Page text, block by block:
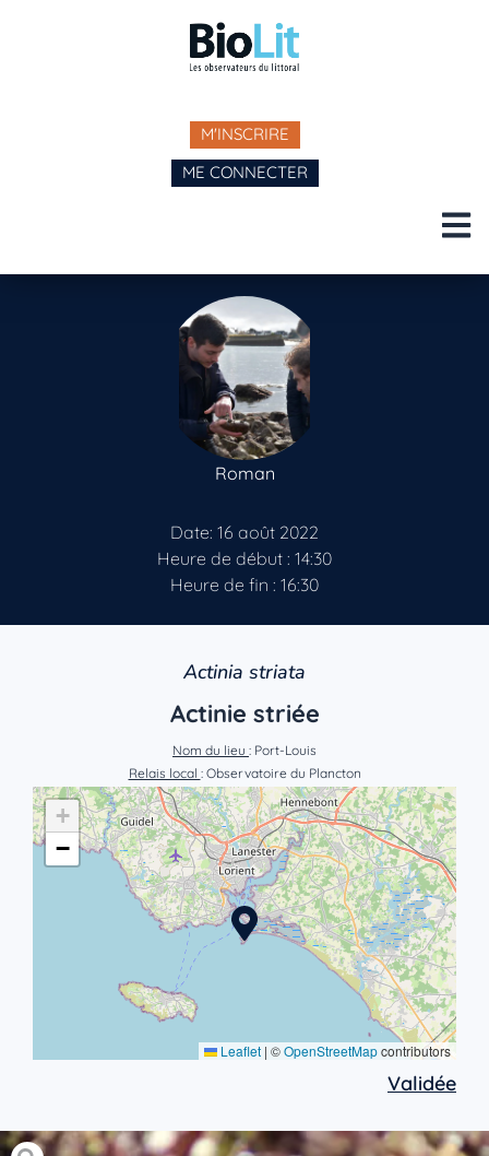
M'INSCRIRE
ME CONNECTER
Roman
Date: 16 août 2022
Heure de début : 14:30
Heure de fin : 16:30
Actinia striata
Actinie striée
Nom du lieu : Port-Louis
Relais local : Observatoire du Plancton
+
−
Leaflet | ©OpenStreetMapcontributors
Validée